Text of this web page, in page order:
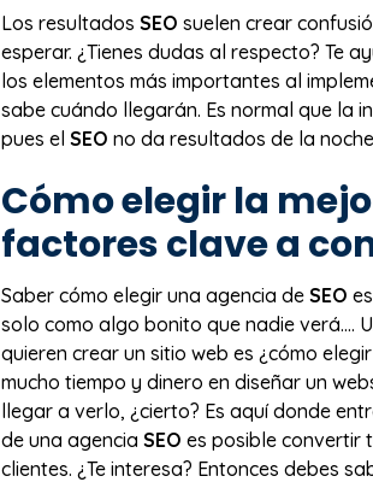
Los resultados SEO suelen crear
esperar. ¿Tienes dudas al respecto? Te
los elementos más importantes al
sabe cuándo llegarán. Es normal que la
pues el SEO no da resultados de la
Cómo elegir la
factores clave a
Saber cómo elegir una agencia de SEO
solo como algo bonito que nadie verá.…
quieren crear un sitio web es ¿cómo
mucho tiempo y dinero en diseñar un
llegar a verlo, ¿cierto? Es aquí donde
de una agencia SEO es posible convertir
clientes. ¿Te interesa? Entonces debes